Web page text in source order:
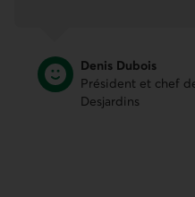
Denis Dubois
Président et chef
Desjardins